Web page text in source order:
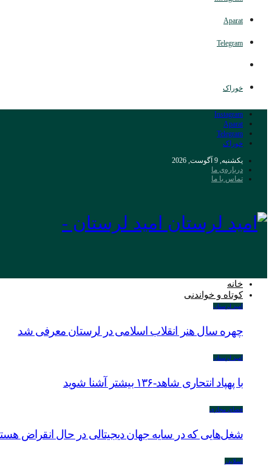
Aparat
Telegram
خوراک
Instagram
Aparat
Telegram
خوراک
یکشنبه, 9 آگوست, 2026
درباره‌ی ما
تماس با ما
امید لرستان -
خانه
کوتاه و خواندنی
امید لرستان
چهره سال هنر انقلاب اسلامی در لرستان معرفی شد
امید لرستان
با پهپاد انتحاری شاهد-۱۳۶ بیشتر آشنا شوید
فضای مجازی
شغل‌‌هایی که در سایه جهان دیجیتالی در حال انقراض
اسلایدر